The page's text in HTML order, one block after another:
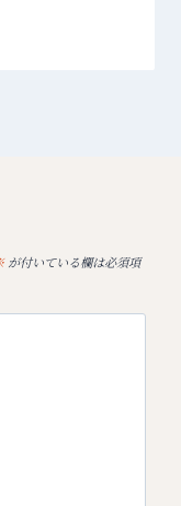
が付いている欄は必須項